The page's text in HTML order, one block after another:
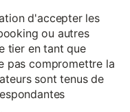
d'accepter les
ou autres
tier en tant que
pas compromettre la
sont tenus de